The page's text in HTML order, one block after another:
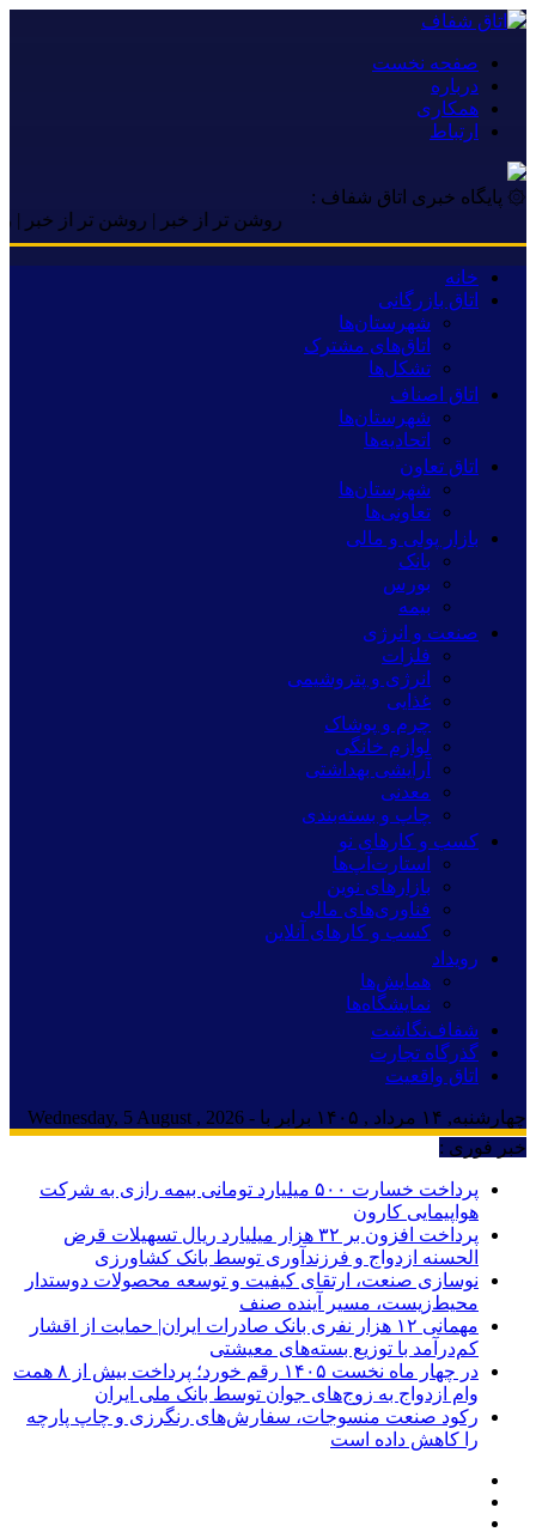
صفحه نخست
درباره
همکاری
ارتباط
۞ پایگاه خبری اتاق شفاف :
روشن تر از خبر | روشن تر از خبر |
خانه
اتاق بازرگانی
شهرستان‌ها
اتاق‌های مشترک
تشکل‌ها
اتاق اصناف
شهرستان‌ها
اتحادیه‌ها
اتاق تعاون
شهرستان‌ها
تعاونی‌ها
بازار پولی و مالی
بانک
بورس
بیمه
صنعت و انرژی
فلزات
انرژی و پتروشیمی
غذایی
چرم و پوشاک
لوازم خانگی
آرایشی بهداشتی
معدنی
چاپ و بسته‌بندی
کسب و کارهای نو
استارت‌آپ‌ها
بازارهای نوین
فناوری‌های مالی
کسب و کارهای آنلاین
رویداد
همایش‌ها
نمایشگاه‌ها
شفاف‌نگاشت
گذرگاه تجارت
اتاق واقعیت
چهارشنبه, ۱۴ مرداد , ۱۴۰۵ برابر با - Wednesday, 5 August , 2026
خبر فوری :
پرداخت خسارت ۵۰۰ میلیارد تومانی بیمه رازی به شرکت
هواپیمایی کارون
پرداخت افزون بر ۳۲ هزار میلیارد ریال تسهیلات قرض
الحسنه ازدواج و فرزندآوری توسط بانک کشاورزی
نوسازی صنعت، ارتقای کیفیت و توسعه محصولات دوستدار
محیط‌زیست، مسیر آینده صنف
مهمانی ۱۲ هزار نفری بانک صادرات ایران| حمایت از اقشار
کم‌درآمد با توزیع بسته‌های معیشتی
در چهار ماه نخست ۱۴۰۵ رقم خورد؛ پرداخت بیش از ۸ همت
وام ازدواج به زوج‌های جوان توسط بانک ملی ایران
رکود صنعت منسوجات، سفارش‌های رنگرزی و چاپ پارچه
را کاهش داده است